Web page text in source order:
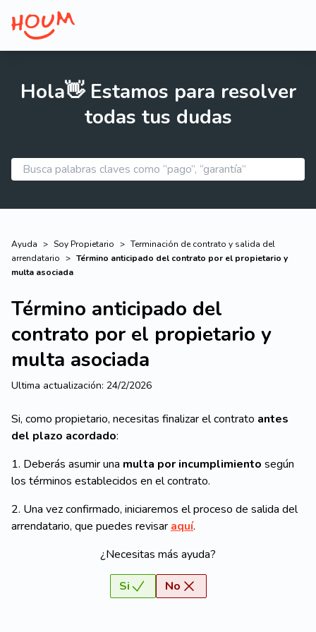
Hola👋 Estamos para resolver
todas tus dudas
Ayuda > Soy Propietario > Terminación de contrato y salida del
arrendatario > Término anticipado del contrato por el propietario y
multa asociada
Término anticipado del
contrato por el propietario y
multa asociada
Ultima actualización: 24/2/2026
Si, como propietario, necesitas finalizar el contrato antes
del plazo acordado:
1. Deberás asumir una multa por incumplimiento según
los términos establecidos en el contrato.
2. Una vez confirmado, iniciaremos el proceso de salida del
arrendatario, que puedes revisar aquí.
¿Necesitas más ayuda?
Si No